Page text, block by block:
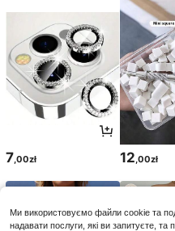
7 ,00zł 12 ,00zł
Ми використовуємо файли cookie та
надавати послуги, які ви запитуєте,